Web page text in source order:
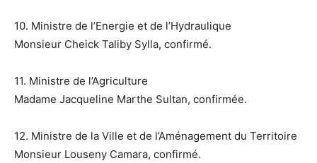
10. Ministre de l’Energie et de l’Hydraulique
Monsieur Cheick Taliby Sylla, confirmé.
11. Ministre de l’Agriculture
Madame Jacqueline Marthe Sultan, confirmée.
12. Ministre de la Ville et de l’Aménagement du Territoire
Monsieur Louseny Camara, confirmé.